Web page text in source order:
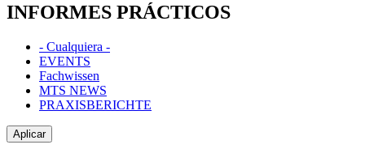
INFORMES PRÁCTICOS
- Cualquiera -
EVENTS
Fachwissen
MTS NEWS
PRAXISBERICHTE